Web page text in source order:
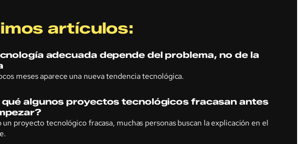
artículos:
adecuada depende del problema, no de la
meses aparece una nueva tendencia tecnológica.
algunos proyectos tecnológicos fracasan antes
un proyecto tecnológico fracasa, muchas personas buscan la explicación en el